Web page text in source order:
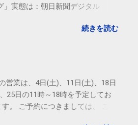
」実態は：朝日新聞デジタル
サクマフィジカルコンディショ
Twilog . To stop receiving these
Inc., 1600 Amphitheatre
CA 94043, United States
続きを読む
営業は、4日(土)、11日(土)、18日
25日の11時～18時を予定してお
す。 ご予約につきましては、 こち